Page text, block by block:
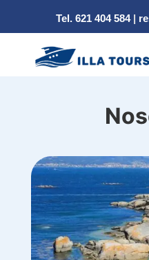
Tel. 621 404 584|